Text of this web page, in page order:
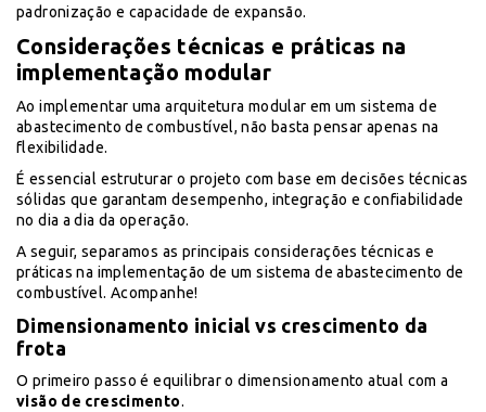
padronização e capacidade de expansão.
Considerações técnicas e práticas na
implementação modular
Ao implementar uma arquitetura modular em um sistema de
abastecimento de combustível, não basta pensar apenas na
flexibilidade.
É essencial estruturar o projeto com base em decisões técnicas
sólidas que garantam desempenho, integração e confiabilidade
no dia a dia da operação.
A seguir, separamos as principais considerações técnicas e
práticas na implementação de um sistema de abastecimento de
combustível. Acompanhe!
Dimensionamento inicial vs crescimento da
frota
O primeiro passo é equilibrar o dimensionamento atual com a
visão de crescimento.